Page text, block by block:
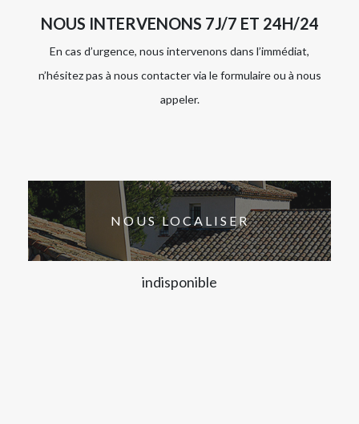
NOUS INTERVENONS 7J/7 ET 24H/24
En cas d’urgence, nous intervenons dans l’immédiat,
n’hésitez pas à nous contacter via le formulaire ou à nous
appeler.
NOUS LOCALISER
indisponible